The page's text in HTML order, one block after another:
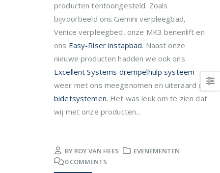
producten tentoongesteld. Zoals
bijvoorbeeld ons Gemini verpleegbad,
Venice verpleegbed, onze MK3 benenlift en
ons Easy-Riser instapbad. Naast onze
nieuwe producten hadden we ook ons
Excellent Systems drempelhulp systeem
weer met ons meegenomen en uiteraard de
bidetsystemen. Het was leuk om te zien dat
wij met onze producten...
BY ROY VAN HEES
EVENEMENTEN
0 COMMENTS